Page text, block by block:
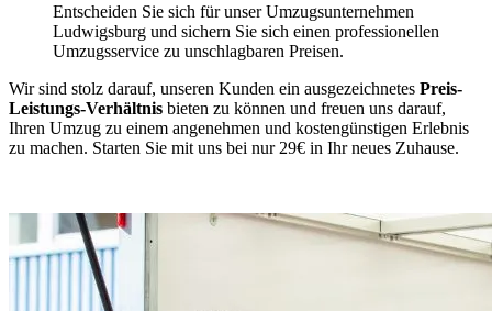
Entscheiden Sie sich für unser Umzugsunternehmen
Ludwigsburg und sichern Sie sich einen professionellen
Umzugsservice zu unschlagbaren Preisen.
Wir sind stolz darauf, unseren Kunden ein ausgezeichnetes Preis-
Leistungs-Verhältnis bieten zu können und freuen uns darauf,
Ihren Umzug zu einem angenehmen und kostengünstigen Erlebnis
zu machen. Starten Sie mit uns bei nur 29€ in Ihr neues Zuhause.